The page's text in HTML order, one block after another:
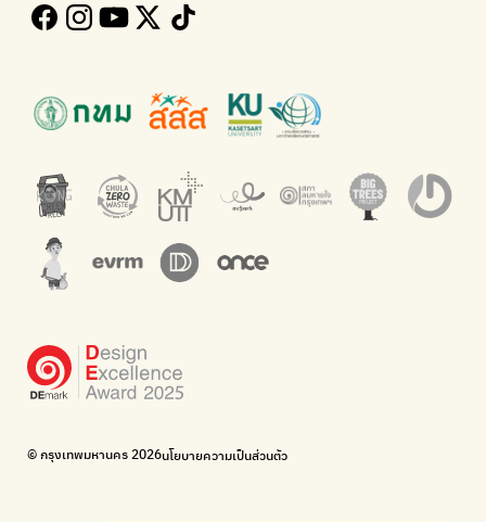
Kong Green Green
แอปแยกขยะได้ง่ายๆเพียงสแกนบาร์โค้ดสินค้า
Net Zero Carbon
The Sustainment
การบริหารองค์กรเพื่อสังคมและสิ่งแวดล้อม
WonWon
รวมร้านซ่อมใกล้บ้านคุณ
Bike for Everyone
BUCA
ภาคีจักรยานเมือง กรุงเทพฯ
ECOLIFE
กำจัด E-waste อย่างถูกวิธี ตามจุดรับ และไปรษณีย์
Green map
มือวิเศษกรุงเทพ
บริจาคขยะไปอัพไซเคิลเป็นชุดพนักงานกวาดถนน
WonWon
รวมร้านซ่อมใกล้บ้านคุณ
© กรุงเทพมหานคร 2026นโยบายความเป็นส่วนตัว